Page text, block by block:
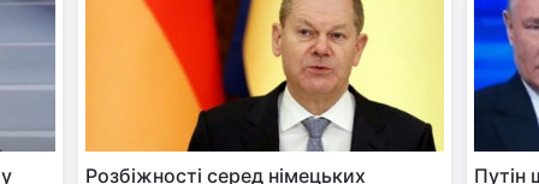
Розбіжності серед німецьких
Путін